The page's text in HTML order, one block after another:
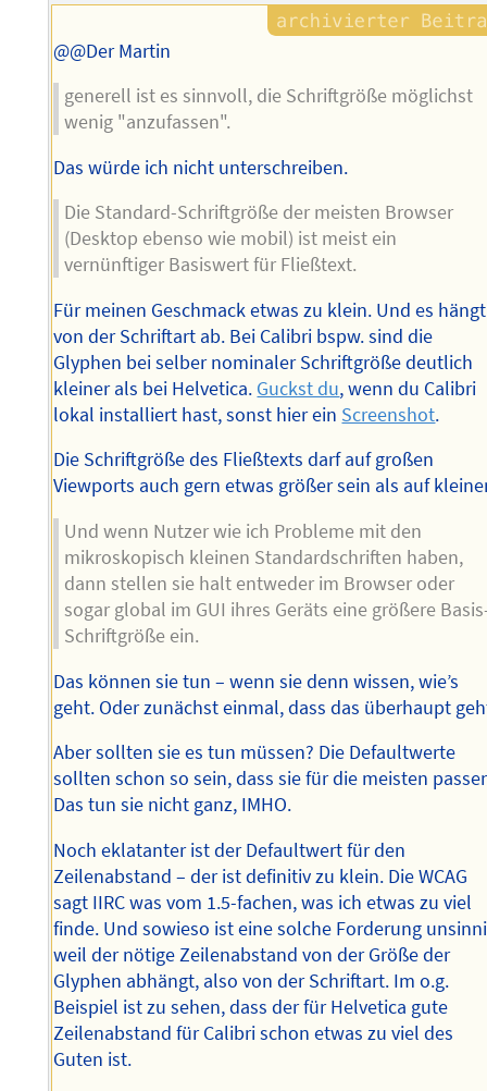
@@Der Martin
generell ist es sinnvoll, die Schriftgröße möglichst
wenig "anzufassen".
Das würde ich nicht unterschreiben.
Die Standard-Schriftgröße der meisten Browser
(Desktop ebenso wie mobil) ist meist ein
vernünftiger Basiswert für Fließtext.
Für meinen Geschmack etwas zu klein. Und es hängt
von der Schriftart ab. Bei Calibri bspw. sind die
Glyphen bei selber nominaler Schriftgröße deutlich
kleiner als bei Helvetica. Guckst du, wenn du Calibri
lokal installiert hast, sonst hier ein Screenshot.
Die Schriftgröße des Fließtexts darf auf großen
Viewports auch gern etwas größer sein als auf
Und wenn Nutzer wie ich Probleme mit den
mikroskopisch kleinen Standardschriften haben,
dann stellen sie halt entweder im Browser oder
sogar global im GUI ihres Geräts eine größere
Schriftgröße ein.
Das können sie tun – wenn sie denn wissen, wie’s
geht. Oder zunächst einmal, dass das überhaupt
Aber sollten sie es tun müssen? Die Defaultwerte
sollten schon so sein, dass sie für die meisten
Das tun sie nicht ganz, IMHO.
Noch eklatanter ist der Defaultwert für den
Zeilenabstand – der ist definitiv zu klein. Die WCAG
sagt IIRC was vom 1.5-fachen, was ich etwas zu viel
finde. Und sowieso ist eine solche Forderung
weil der nötige Zeilenabstand von der Größe der
Glyphen abhängt, also von der Schriftart. Im o.g.
Beispiel ist zu sehen, dass der für Helvetica gute
Zeilenabstand für Calibri schon etwas zu viel des
Guten ist.